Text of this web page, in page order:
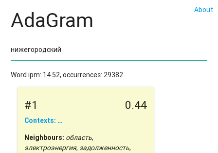
About
AdaGram
Word ipm: 14.52, occurrences: 29382.
#1 0.44
Contexts: …
Neighbours: область,
электроэнергия, задолженность,